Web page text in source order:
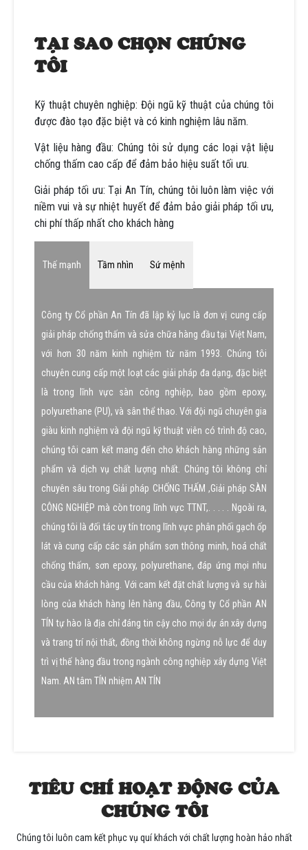
TẠI SAO CHỌN CHÚNG
TÔI
Kỹ thuật chuyên nghiệp: Đội ngũ kỹ thuật của chúng tôi
được đào tạo đặc biệt và có kinh nghiệm lâu năm.
Vật liệu hàng đầu: Chúng tôi sử dụng các loại vật liệu
chống thấm cao cấp để đảm bảo hiệu suất tối ưu.
Giải pháp tối ưu: Tại An Tín, chúng tôi luôn làm việc với
niềm vui và sự nhiệt huyết để đảm bảo giải pháp tối ưu,
chi phí thấp nhất cho khách hàng
Thế mạnh Tầm nhìn Sứ mệnh
Công ty Cổ phần An Tín đã lập kỷ lục là đơn vị cung cấp
giải pháp chống thấm và sửa chữa hàng đầu tại Việt Nam,
với hơn 30 năm kinh nghiệm từ năm 1993. Chúng tôi
chuyên cung cấp một loạt các giải pháp đa dạng, đặc biệt
là trong lĩnh vực sàn công nghiệp, bao gồm epoxy,
polyurethane (PU), và sân thể thao. Với đội ngũ chuyên gia
giàu kinh nghiệm và đội ngũ kỹ thuật viên có trình độ cao,
chúng tôi cam kết mang đến cho khách hàng những sản
phẩm và dịch vụ chất lượng nhất. Chúng tôi không chỉ
chuyên sâu trong Giải pháp CHỐNG THẤM ,Giải pháp SÀN
CÔNG NGHIỆP mà còn trong lĩnh vực TTNT,. . . . . Ngoài ra,
chúng tôi là đối tác uy tín trong lĩnh vực phân phối gạch ốp
lát và cung cấp các sản phẩm sơn thông minh, hoá chất
chống thấm, sơn epoxy, polyurethane, đáp ứng mọi nhu
cầu của khách hàng. Với cam kết đặt chất lượng và sự hài
lòng của khách hàng lên hàng đầu, Công ty Cổ phần AN
TÍN tự hào là địa chỉ đáng tin cậy cho mọi dự án xây dựng
và trang trí nội thất, đồng thời không ngừng nỗ lực để duy
trì vị thế hàng đầu trong ngành công nghiệp xây dựng Việt
Nam. AN tâm TÍN nhiệm AN TÍN
TIÊU CHÍ HOẠT ĐỘNG CỦA
CHÚNG TÔI
Chúng tôi luôn cam kết phục vụ quí khách với chất lượng hoàn hảo nhất